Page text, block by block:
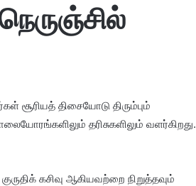
சூரியத் திசையோடு திரும்பும்
தரிசுகளிலும் வளர்கிறது.
கசிவு ஆகியவற்றை நிறுத்தவும்